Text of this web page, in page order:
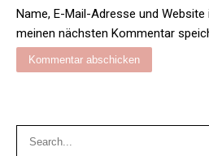
Name, E-Mail-Adresse und
meinen nächsten Kommentar